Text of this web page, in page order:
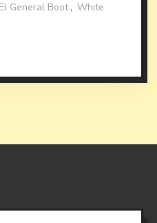
General Boot, White